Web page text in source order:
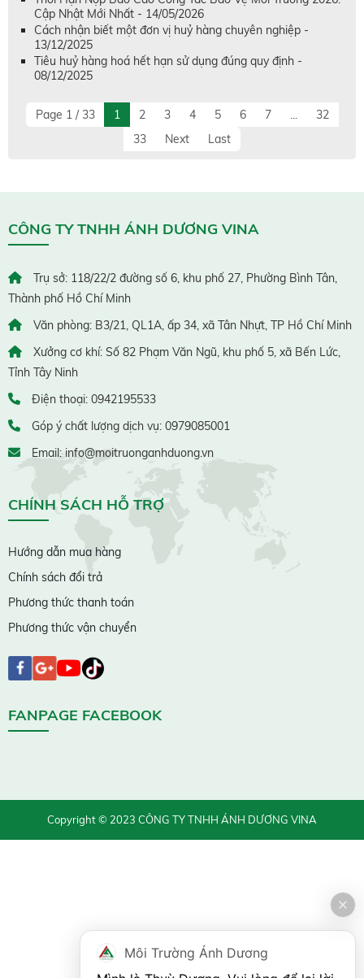
Cập Nhật Mới Nhất - 14/05/2026
Cách nhận biết một đơn vị huỷ hàng chuyên nghiệp -
13/12/2025
Tiêu huỷ hàng hoá hết hạn sử dụng đúng quy định -
08/12/2025
Page 1 / 33 1 2 3 4 5 6 7 ...
32
33
Next Last
CÔNG TY TNHH ÁNH DƯƠNG VINA
Trụ sở: 118/22/2 đường số 6, khu phố 27, Phường Bình Tân,
Thành phố Hồ Chí Minh
Văn phòng: B3/21, QL1A, ấp 34, xã Tân Nhựt, TP Hồ Chí Minh
Xưởng cơ khí: Số 82 Phạm Văn Ngũ, khu phố 5, xã Bến Lức,
Tỉnh Tây Ninh
Điện thoại: 0942195533
Góp ý chất lượng dịch vụ: 0979085001
Email: info@moitruonganhduong.vn
CHÍNH SÁCH HỖ TRỢ
Hướng dẫn mua hàng
Chính sách đổi trả
Phương thức thanh toán
Phương thức vận chuyển
FANPAGE FACEBOOK
Copyright © 2023 CÔNG TY TNHH ÁNH DƯƠNG VINA
Môi Trường Ánh Dương